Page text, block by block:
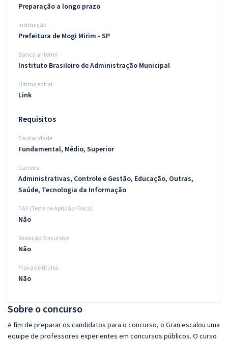
Blog
Aprovados
Atendimento
Sobre o concurso
A fim de preparar os candidatos para o concurso, o Gran escalou uma
equipe de professores experientes em concursos públicos. O curso
Preparação a longo prazo
Instituição
Prefeitura de Mogi Mirim - SP
Banca anterior
Instituto Brasileiro de Administração Municipal
Último edital
Link
Requisitos
Escolaridade
Fundamental, Médio, Superior
Carreira
Administrativas, Controle e Gestão, Educação, Outras,
Saúde, Tecnologia da Informação
TAF (Teste de Aptidão Física)
Não
Redação Discursiva
Não
Prova de títulos
Não